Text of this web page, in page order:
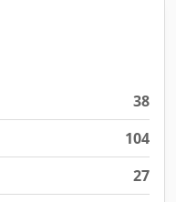
38
104
27